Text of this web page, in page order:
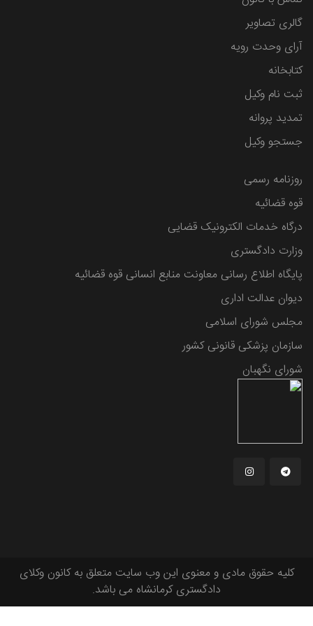
گالری تصاویر
آرای وحدت رویه
کتابخانه
ثبت نام وکیل
تمدید پروانه
جستجو وکیل
روزنامه رسمی
قوه قضائیه
درگاه خدمات الکترونیک قضایی
وزارت دادگستری
پایگاه اطلاع رسانی معاونت منابع انسانی قوه قضائیه
دیوان عدالت اداری
مجلس شورای اسلامی
سازمان پزشکی قانونی کشور
شورای نگهبان
کلیه حقوق مادی و معنوی این وب سایت متعلق به کانون وکلای
دادگستری کرمانشاه می باشد.